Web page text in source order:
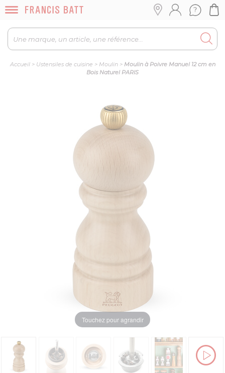
Accueil> Ustensiles de cuisine > Moulin> Moulin à Poivre Manuel 12 cm en
Bois Naturel PARIS
Touchez pour agrandir